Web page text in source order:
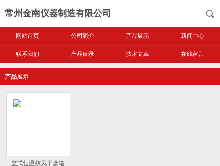
常州金南仪器制造有限公司
网站首页 公司简介 产品展示 新闻中心
联系我们 产品目录 技术文章 在线留言
产品展示
立式恒温鼓风干燥箱